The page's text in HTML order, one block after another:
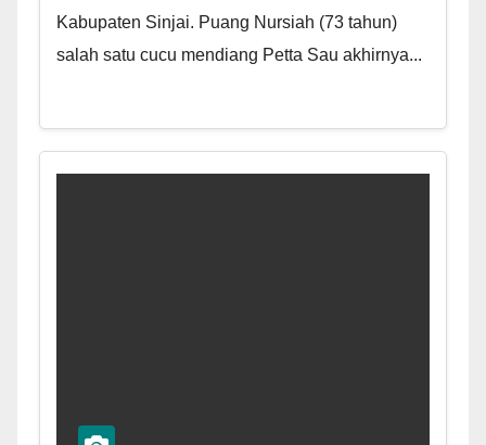
Kabupaten Sinjai. Puang Nursiah (73 tahun)
salah satu cucu mendiang Petta Sau akhirnya...